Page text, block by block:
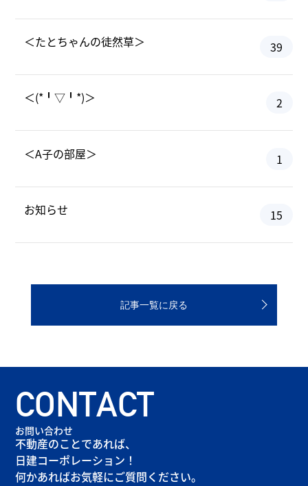
＜たとちゃんの徒然草＞ 39
＜(*╹▽╹*)＞ 2
＜A子の部屋＞ 1
お知らせ 15
記事一覧に戻る
CONTACT
お問い合わせ
不動産のことであれば、
日建コーポレーション！
何かあればお気軽にご質問ください。